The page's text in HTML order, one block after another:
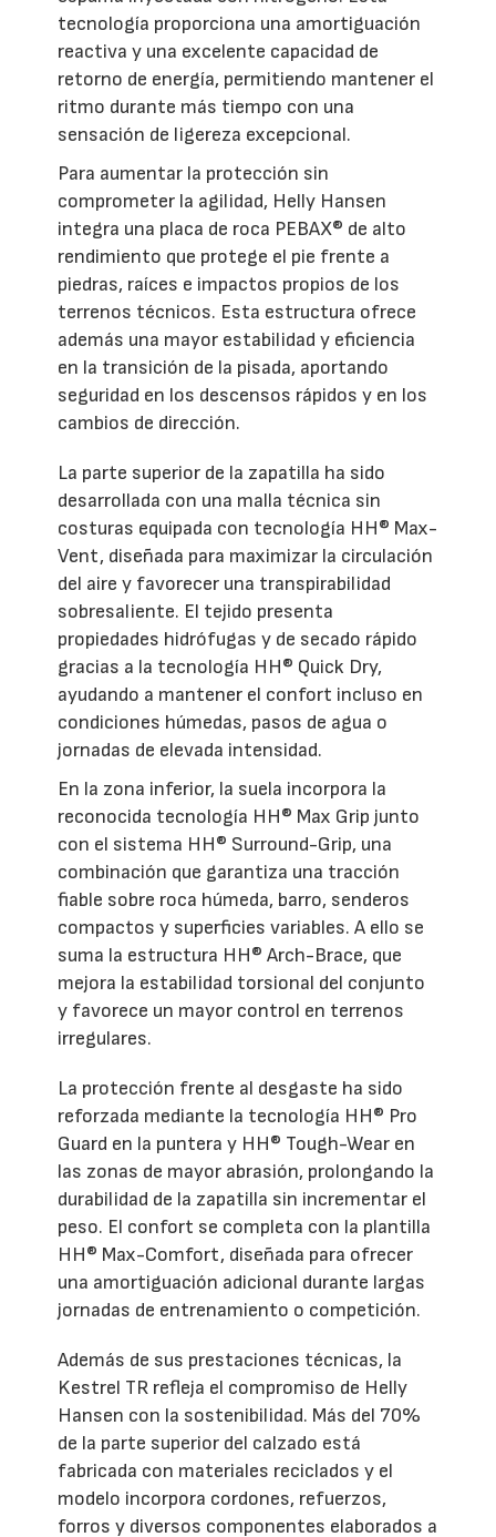
tecnología proporciona una amortiguación
reactiva y una excelente capacidad de
retorno de energía, permitiendo mantener el
ritmo durante más tiempo con una
sensación de ligereza excepcional.
Para aumentar la protección sin
comprometer la agilidad, Helly Hansen
integra una placa de roca PEBAX® de alto
rendimiento que protege el pie frente a
piedras, raíces e impactos propios de los
terrenos técnicos. Esta estructura ofrece
además una mayor estabilidad y eficiencia
en la transición de la pisada, aportando
seguridad en los descensos rápidos y en los
cambios de dirección.
La parte superior de la zapatilla ha sido
desarrollada con una malla técnica sin
costuras equipada con tecnología HH® Max-
Vent, diseñada para maximizar la circulación
del aire y favorecer una transpirabilidad
sobresaliente. El tejido presenta
propiedades hidrófugas y de secado rápido
gracias a la tecnología HH® Quick Dry,
ayudando a mantener el confort incluso en
condiciones húmedas, pasos de agua o
jornadas de elevada intensidad.
En la zona inferior, la suela incorpora la
reconocida tecnología HH® Max Grip junto
con el sistema HH® Surround-Grip, una
combinación que garantiza una tracción
fiable sobre roca húmeda, barro, senderos
compactos y superficies variables. A ello se
suma la estructura HH® Arch-Brace, que
mejora la estabilidad torsional del conjunto
y favorece un mayor control en terrenos
irregulares.
La protección frente al desgaste ha sido
reforzada mediante la tecnología HH® Pro
Guard en la puntera y HH® Tough-Wear en
las zonas de mayor abrasión, prolongando la
durabilidad de la zapatilla sin incrementar el
peso. El confort se completa con la plantilla
HH® Max-Comfort, diseñada para ofrecer
una amortiguación adicional durante largas
jornadas de entrenamiento o competición.
Además de sus prestaciones técnicas, la
Kestrel TR refleja el compromiso de Helly
Hansen con la sostenibilidad. Más del 70%
de la parte superior del calzado está
fabricada con materiales reciclados y el
modelo incorpora cordones, refuerzos,
forros y diversos componentes elaborados a